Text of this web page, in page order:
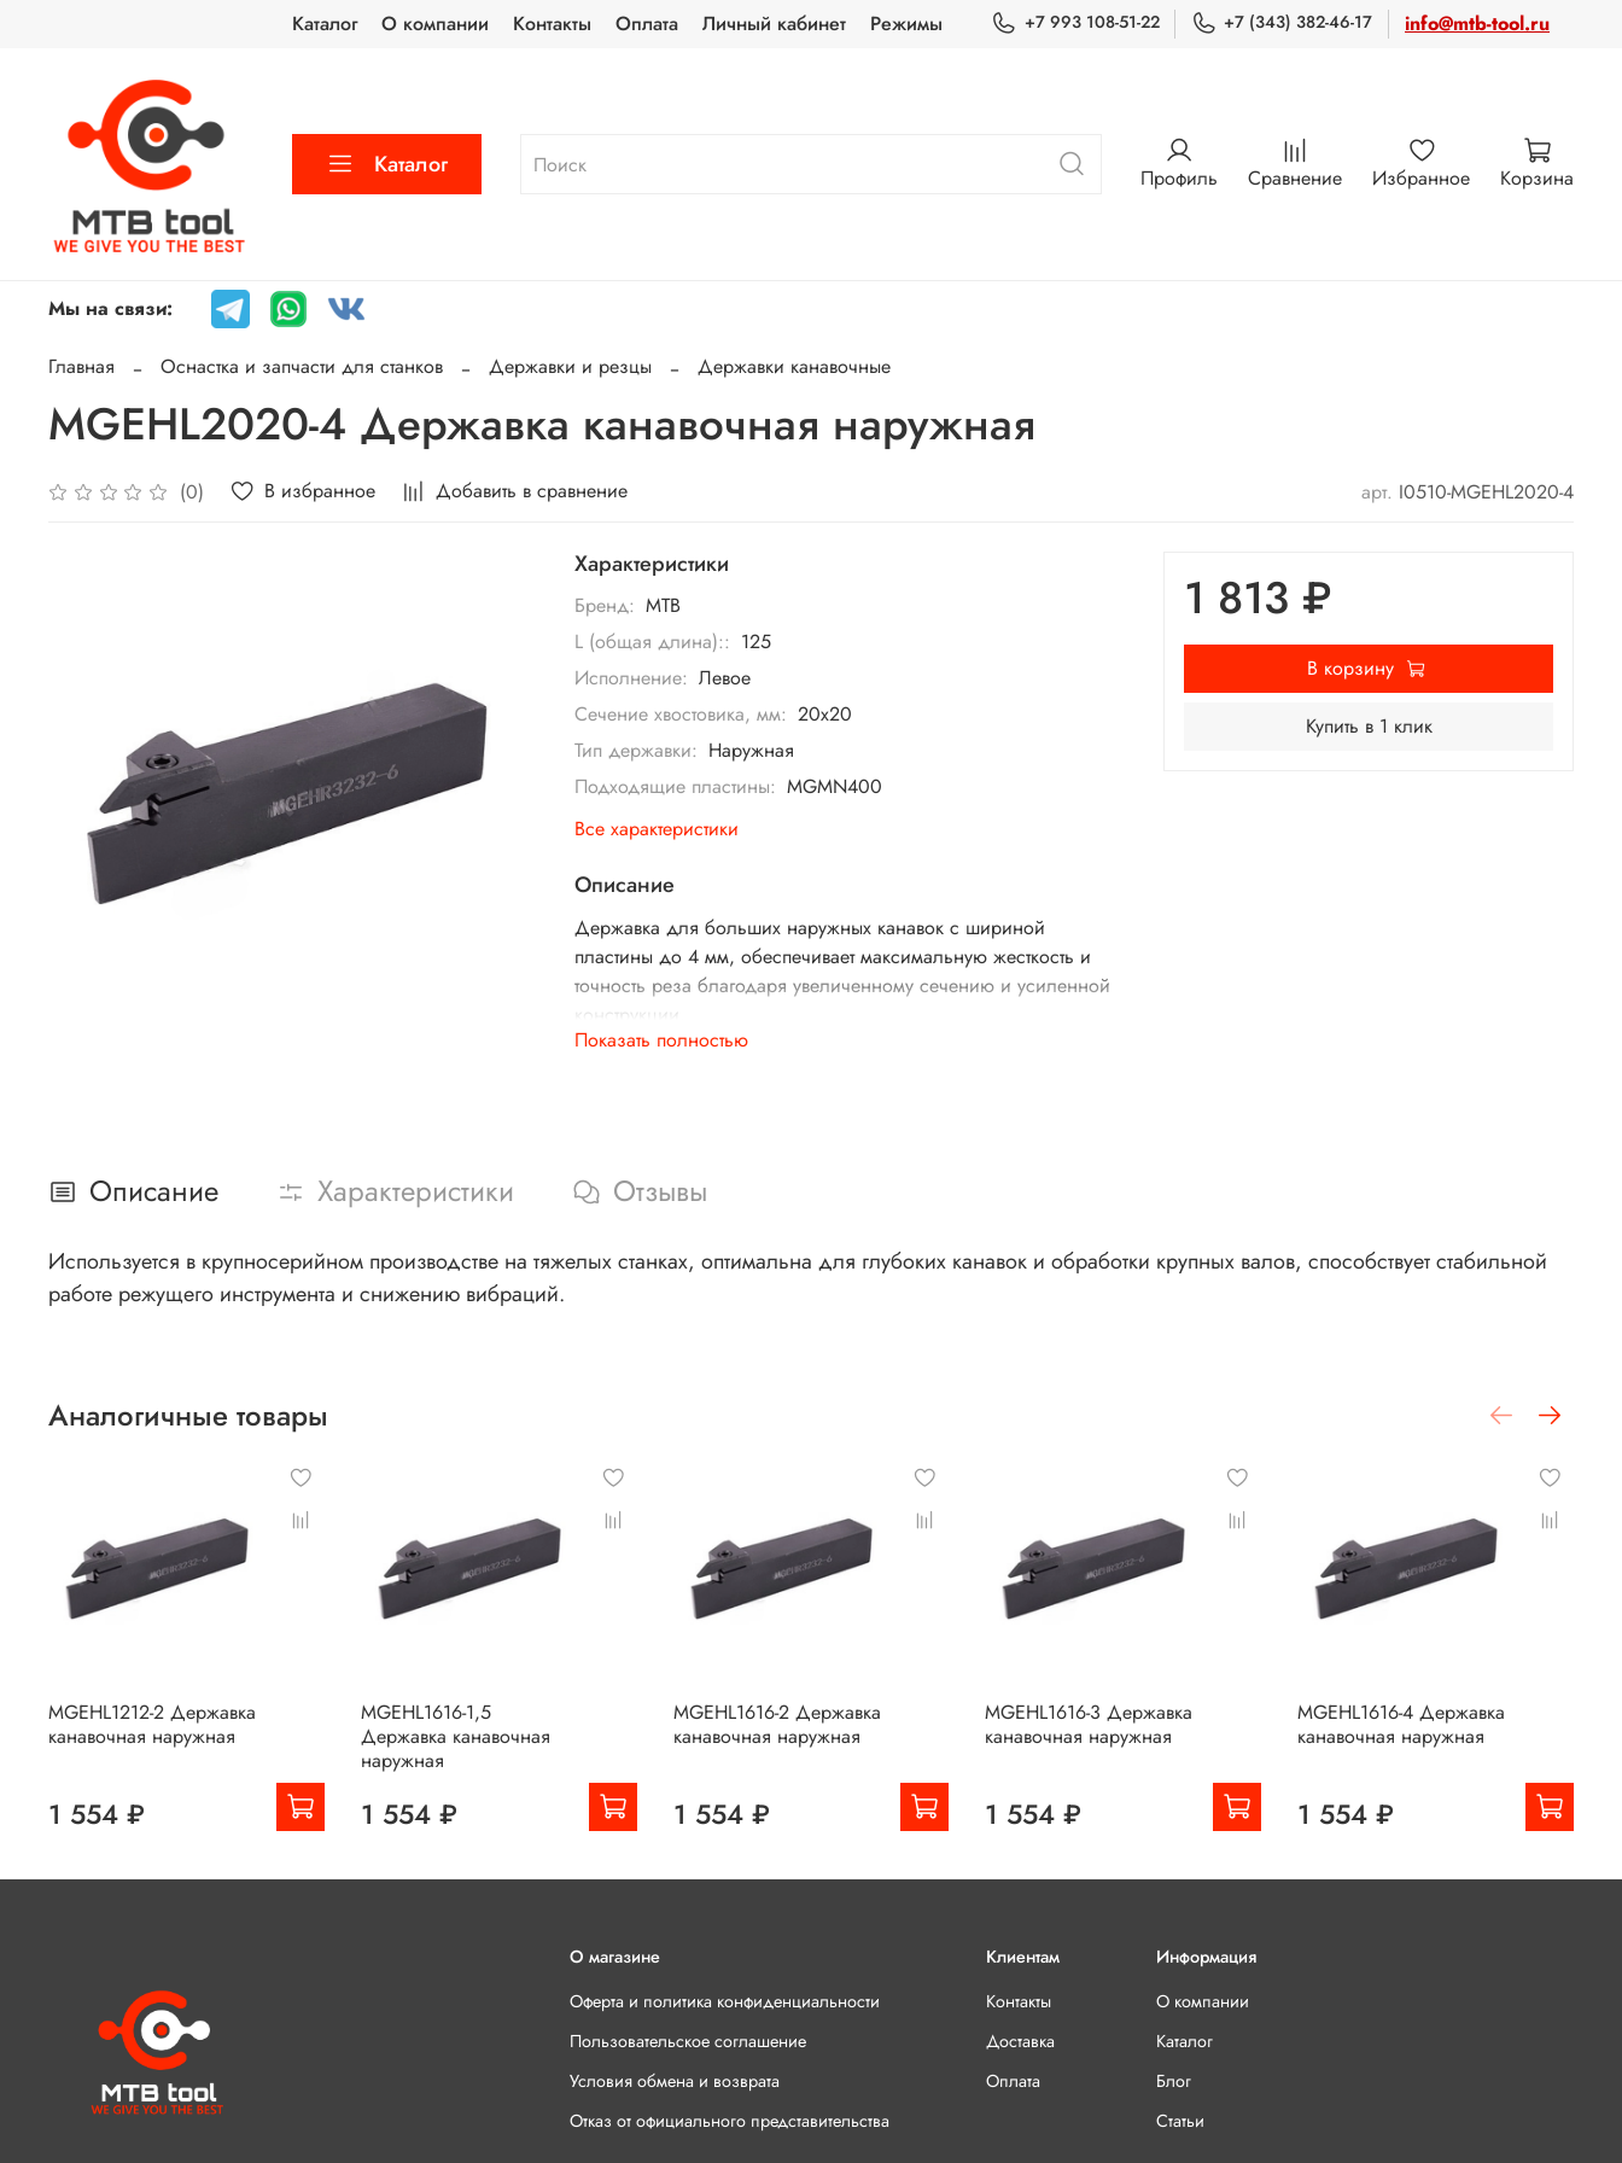
Каталог О компании Контакты Оплата Личный кабинет Режимы +7 993 108-51-22 +7 (343) 382-46-17 info@mtb-tool.ru
Каталог Профиль Сравнение Избранное Корзина
Мы на связи:
Главная Оснастка и запчасти для станков Державки и резцы Державки канавочные
MGEHL2020-4 Державка канавочная наружная
(0) В избранное Добавить в сравнение арт. I0510-MGEHL2020-4
Характеристики
Бренд: MTB
L (общая длина):: 125
Исполнение: Левое
Сечение хвостовика, мм: 20x20
Тип державки: Наружная
Подходящие пластины: MGMN400
Все характеристики
Описание
Державка для больших наружных канавок с шириной
пластины до 4 мм, обеспечивает максимальную жесткость и
точность реза благодаря увеличенному сечению и усиленной
конструкции.
Показать полностью
1 813 ₽
В корзину
Купить в 1 клик
Описание Характеристики Отзывы
Используется в крупносерийном производстве на тяжелых станках, оптимальна для глубоких канавок и обработки крупных валов, способствует стабильной
работе режущего инструмента и снижению вибраций.
Аналогичные товары
MGEHL1212-2 Державка
канавочная наружная
1 554 ₽
MGEHL1616-1,5
Державка канавочная
наружная
1 554 ₽
MGEHL1616-2 Державка
канавочная наружная
1 554 ₽
MGEHL1616-3 Державка
канавочная наружная
1 554 ₽
MGEHL1616-4 Державка
канавочная наружная
1 554 ₽
О магазине
Оферта и политика конфиденциальности
Пользовательское соглашение
Условия обмена и возврата
Отказ от официального представительства
Клиентам
Контакты
Доставка
Оплата
Информация
О компании
Каталог
Блог
Статьи